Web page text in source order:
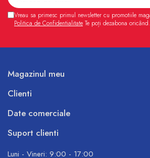
Vreau sa primesc primul newsletter cu promotiile
Politica de Confidentialitate Te poți dezabona oricând.
Magazinul meu
Clienti
Date comerciale
Suport clienti
Luni - Vineri: 9:00 - 17:00